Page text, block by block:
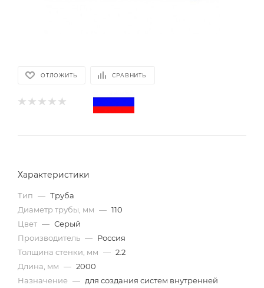
ОТЛОЖИТЬ СРАВНИТЬ
Характеристики
Тип — Труба
Диаметр трубы, мм — 110
Цвет — Серый
Производитель — Россия
Толщина стенки, мм — 2.2
Длина, мм — 2000
Назначение — для создания систем внутренней